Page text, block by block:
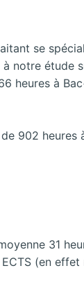
se
à notre étude
heures à
902 heures
31
(en effet